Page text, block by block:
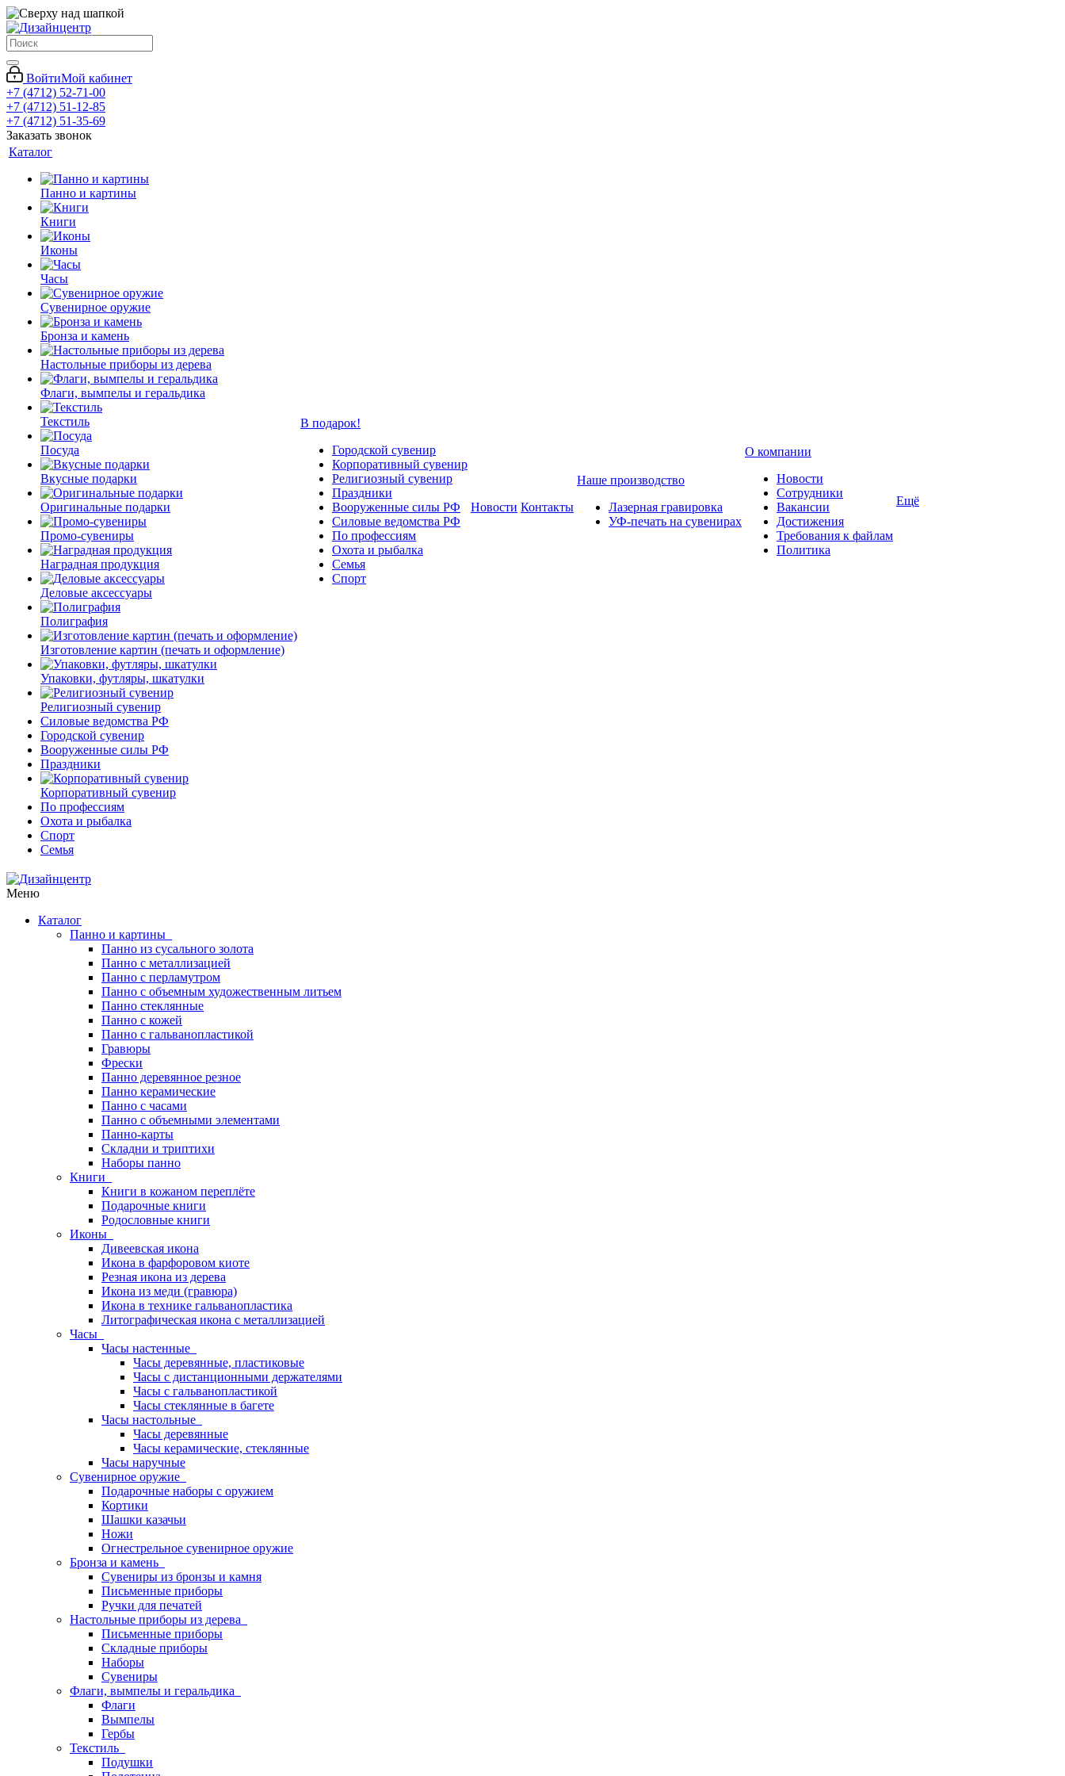
ВойтиМой кабинет
+7 (4712) 52-71-00
+7 (4712) 51-12-85
+7 (4712) 51-35-69
Заказать звонок
Каталог
Панно и картины
Книги
Иконы
Часы
Сувенирное оружие
Бронза и камень
Настольные приборы из дерева
Флаги, вымпелы и геральдика
Текстиль
Посуда
Вкусные подарки
Оригинальные подарки
Промо-сувениры
Наградная продукция
Деловые аксессуары
Полиграфия
Изготовление картин (печать и оформление)
Упаковки, футляры, шкатулки
Религиозный сувенир
Силовые ведомства РФ
Городской сувенир
Вооруженные силы РФ
Праздники
Корпоративный сувенир
По профессиям
Охота и рыбалка
Спорт
Семья
В подарок!
Городской сувенир
Корпоративный сувенир
Религиозный сувенир
Праздники
Вооруженные силы РФ
Силовые ведомства РФ
По профессиям
Охота и рыбалка
Семья
Спорт
Новости Контакты
Наше производство
Лазерная гравировка
УФ-печать на сувенирах
О компании
Новости
Сотрудники
Вакансии
Достижения
Требования к файлам
Политика
Ещё
Меню
Каталог
Панно и картины
Панно из сусального золота
Панно с металлизацией
Панно с перламутром
Панно с объемным художественным литьем
Панно стеклянные
Панно с кожей
Панно с гальванопластикой
Гравюры
Фрески
Панно деревянное резное
Панно керамические
Панно с часами
Панно с объемными элементами
Панно-карты
Складни и триптихи
Наборы панно
Книги
Книги в кожаном переплёте
Подарочные книги
Родословные книги
Иконы
Дивеевская икона
Икона в фарфоровом киоте
Резная икона из дерева
Икона из меди (гравюра)
Икона в технике гальванопластика
Литографическая икона с металлизацией
Часы
Часы настенные
Часы деревянные, пластиковые
Часы с дистанционными держателями
Часы с гальванопластикой
Часы стеклянные в багете
Часы настольные
Часы деревянные
Часы керамические, стеклянные
Часы наручные
Сувенирное оружие
Подарочные наборы с оружием
Кортики
Шашки казачьи
Ножи
Огнестрельное сувенирное оружие
Бронза и камень
Сувениры из бронзы и камня
Письменные приборы
Ручки для печатей
Настольные приборы из дерева
Письменные приборы
Складные приборы
Наборы
Сувениры
Флаги, вымпелы и геральдика
Флаги
Вымпелы
Гербы
Текстиль
Подушки